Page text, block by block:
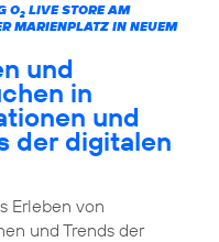
O2LIVE STORE AM
MARIENPLATZ IN NEUEM
und
in
und
der digitalen
Erleben von
und Trends der